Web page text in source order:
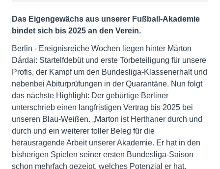
Das Eigengewächs aus unserer Fußball-Akademie
bindet sich bis 2025 an den Verein.
Berlin - Ereignisreiche Wochen liegen hinter Márton
Dárdai: Startelfdebüt und erste Torbeteiligung für unsere
Profis, der Kampf um den Bundesliga-Klassenerhalt und
nebenbei Abiturprüfungen in der Quarantäne. Nun folgt
das nächste Highlight: Der gebürtige Berliner
unterschrieb einen langfristigen Vertrag bis 2025 bei
unseren Blau-Weißen. „Marton ist Herthaner durch und
durch und ein weiterer toller Beleg für die
herausragende Arbeit unserer Akademie. Er hat in den
bisherigen Spielen seiner ersten Bundesliga-Saison
schon mehrfach gezeigt, welches Potenzial er hat.